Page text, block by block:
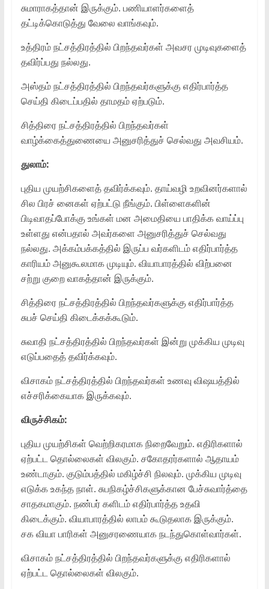
சுமாராகத்தான் இருக்கும். பணியாளர்களைத்
தட்டிக்கொடுத்து வேலை வாங்கவும்.
உத்திரம் நட்சத்திரத்தில் பிறந்தவர்கள் அவசர முடிவுகளைத்
தவிர்ப்பது நல்லது.
அஸ்தம் நட்சத்திரத்தில் பிறந்தவர்களுக்கு எதிர்பார்த்த
செய்தி கிடைப்பதில் தாமதம் ஏற்படும்.
சித்திரை நட்சத்திரத்தில் பிறந்தவர்கள்
வாழ்க்கைத்துணையை அனுசரித்துச் செல்வது அவசியம்.
துலாம்:
புதிய முயற்சிகளைத் தவிர்க்கவும். தாய்வழி உறவினர்களால்
சில பிரச் னைகள் ஏற்பட்டு நீங்கும். பிள்ளைகளின்
பிடிவாதப்போக்கு உங்கள் மன அமைதியை பாதிக்க வாய்ப்பு
உள்ளது என்பதால் அவர்களை அனுசரித்துச் செல்வது
நல்லது. அக்கம்பக்கத்தில் இருப்ப வர்களிடம் எதிர்பார்த்த
காரியம் அனுகூலமாக முடியும். வியாபாரத்தில் விற்பனை
சற்று குறை வாகத்தான் இருக்கும்.
சித்திரை நட்சத்திரத்தில் பிறந்தவர்களுக்கு எதிர்பார்த்த
சுபச் செய்தி கிடைக்கக்கூடும்.
சுவாதி நட்சத்திரத்தில் பிறந்தவர்கள் இன்று முக்கிய முடிவு
எடுப்பதைத் தவிர்க்கவும்.
விசாகம் நட்சத்திரத்தில் பிறந்தவர்கள் உணவு விஷயத்தில்
எச்சரிக்கையாக இருக்கவும்.
விருச்சிகம்:
புதிய முயற்சிகள் வெற்றிகரமாக நிறைவேறும். எதிரிகளால்
ஏற்பட்ட தொல்லைகள் விலகும். சகோதரர்களால் ஆதாயம்
உண்டாகும். குடும்பத்தில் மகிழ்ச்சி நிலவும். முக்கிய முடிவு
எடுக்க உகந்த நாள். சுபநிகழ்ச்சிகளுக்கான பேச்சுவார்த்தை
சாதகமாகும். நண்பர் களிடம் எதிர்பார்த்த உதவி
கிடைக்கும். வியாபாரத்தில் லாபம் கூடுதலாக இருக்கும்.
சக வியா பாரிகள் அனுசரணையாக நடந்துகொள்வார்கள்.
விசாகம் நட்சத்திரத்தில் பிறந்தவர்களுக்கு எதிரிகளால்
ஏற்பட்ட தொல்லைகள் விலகும்.